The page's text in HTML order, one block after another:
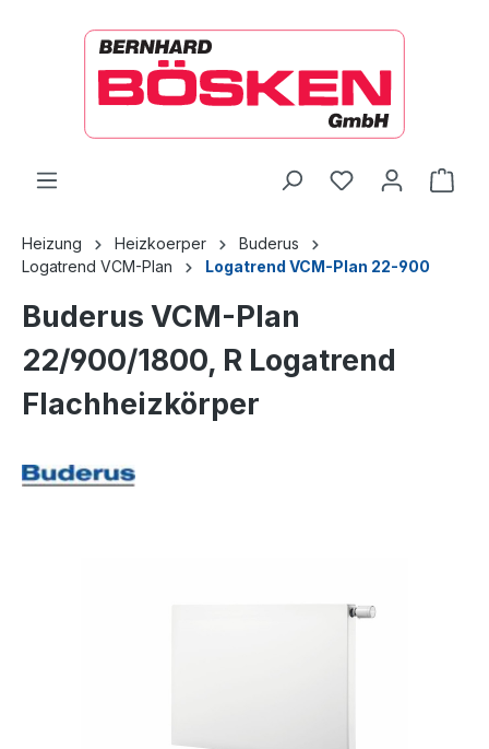
Heizung Heizkoerper
Buderus
Logatrend VCM-Plan
Logatrend VCM-Plan 22-900
Buderus VCM-Plan
22/900/1800, R Logatrend
Flachheizkörper